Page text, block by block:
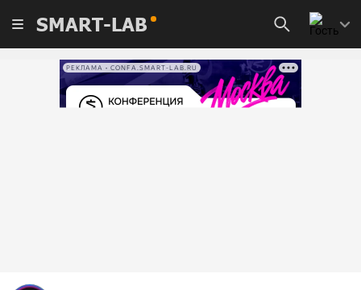
SMART-LAB
РЕКЛАМА • CONFA.SMART-LAB.RU